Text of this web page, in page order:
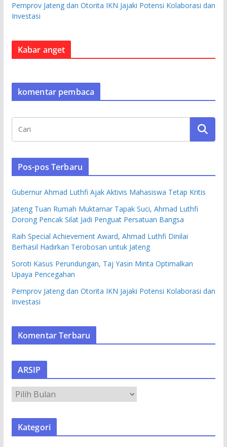
Pemprov Jateng dan Otorita IKN Jajaki Potensi Kolaborasi dan
Investasi
Kabar anget
komentar pembaca
Pos-pos Terbaru
Gubernur Ahmad Luthfi Ajak Aktivis Mahasiswa Tetap Kritis
Jateng Tuan Rumah Muktamar Tapak Suci, Ahmad Luthfi
Dorong Pencak Silat Jadi Penguat Persatuan Bangsa
Raih Special Achievement Award, Ahmad Luthfi Dinilai
Berhasil Hadirkan Terobosan untuk Jateng
Soroti Kasus Perundungan, Taj Yasin Minta Optimalkan
Upaya Pencegahan
Pemprov Jateng dan Otorita IKN Jajaki Potensi Kolaborasi dan
Investasi
Komentar Terbaru
ARSIP
S
Kategori